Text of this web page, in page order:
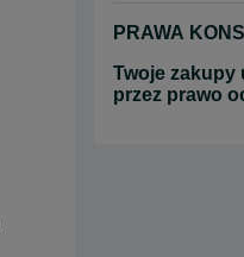
PRAWA
Twoje zakupy
przez prawo